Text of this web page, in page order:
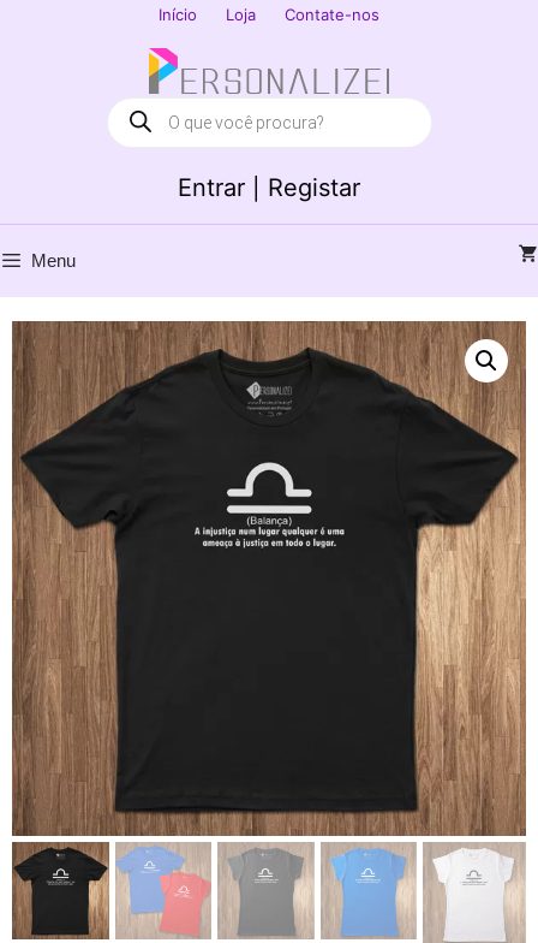
Início Loja Contate-nos
Entrar | Registar
Products
search
Menu